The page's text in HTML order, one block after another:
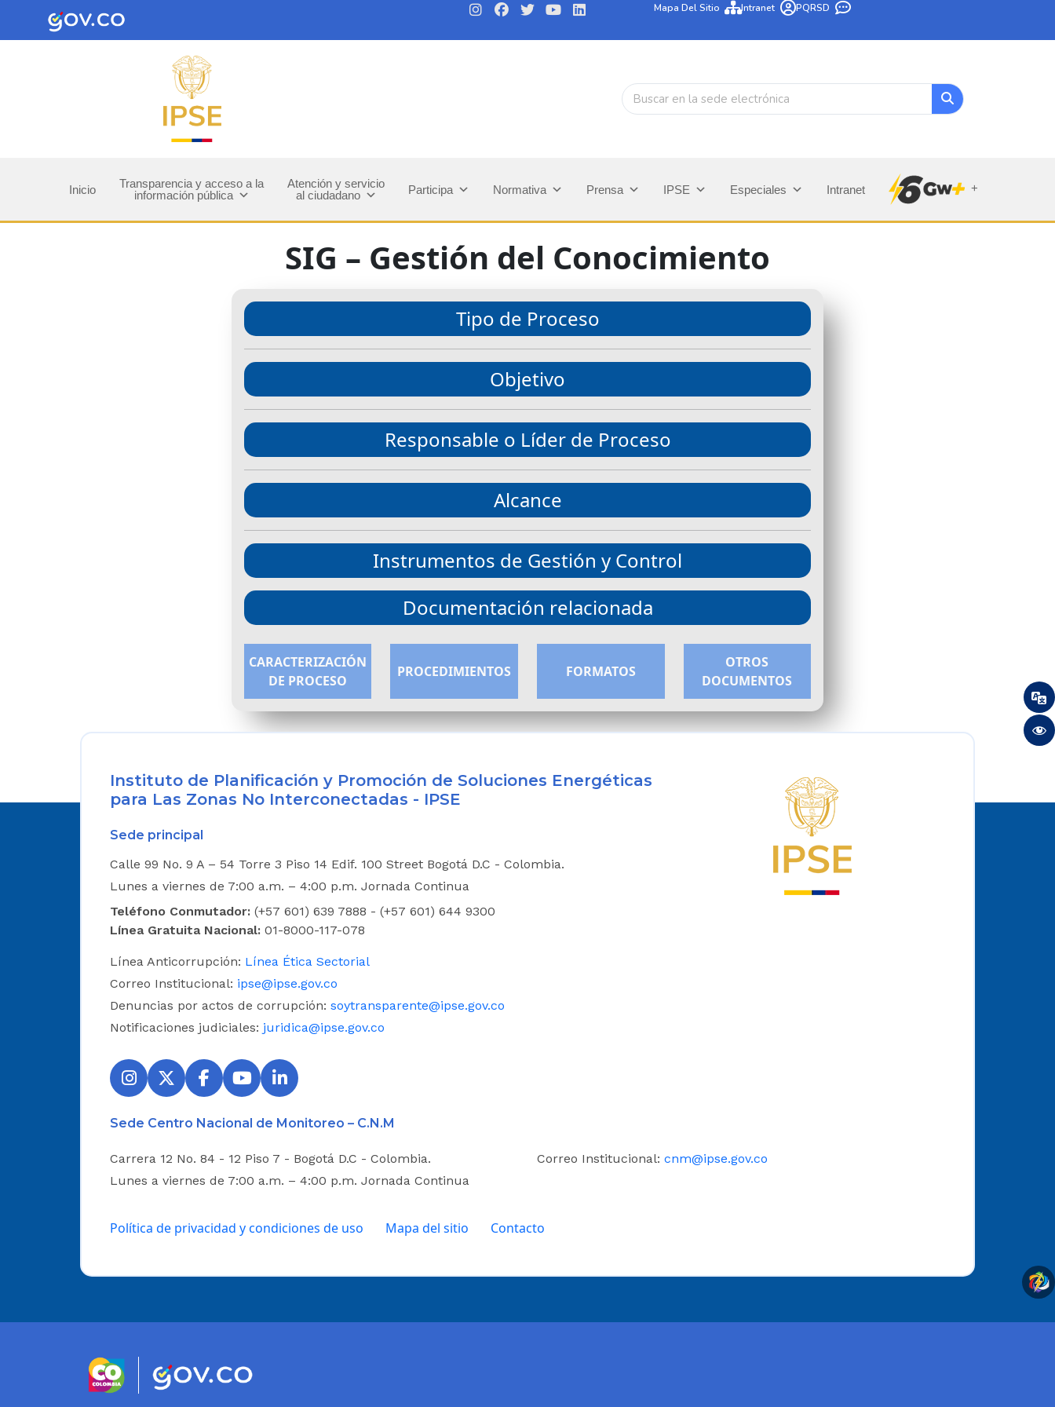
Mapa Del Sitio Intranet PQRSD
Inicio
Transparencia y acceso a la
información pública
Atención y servicio
al ciudadano
Participa Normativa Prensa IPSE Especiales Intranet +
SIG – Gestión del Conocimiento
Tipo de Proceso
Objetivo
Responsable o Líder de Proceso
Alcance
Instrumentos de Gestión y Control
Documentación relacionada
CARACTERIZACIÓN
DE PROCESO
PROCEDIMIENTOS FORMATOS
OTROS
DOCUMENTOS
Instituto de Planificación y Promoción de Soluciones Energéticas
para Las Zonas No Interconectadas - IPSE
Sede principal
Calle 99 No. 9 A – 54 Torre 3 Piso 14 Edif. 100 Street Bogotá D.C - Colombia.
Lunes a viernes de 7:00 a.m. – 4:00 p.m. Jornada Continua
Teléfono Conmutador: (+57 601) 639 7888 - (+57 601) 644 9300
Línea Gratuita Nacional: 01-8000-117-078
Línea Anticorrupción: Línea Ética Sectorial
Correo Institucional: ipse@ipse.gov.co
Denuncias por actos de corrupción: soytransparente@ipse.gov.co
Notificaciones judiciales: juridica@ipse.gov.co
Sede Centro Nacional de Monitoreo – C.N.M
Carrera 12 No. 84 - 12 Piso 7 - Bogotá D.C - Colombia.
Lunes a viernes de 7:00 a.m. – 4:00 p.m. Jornada Continua
Correo Institucional: cnm@ipse.gov.co
Política de privacidad y condiciones de uso Mapa del sitio Contacto
Logo marca Colombia